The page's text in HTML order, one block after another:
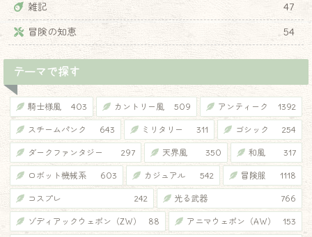
雑記
47
冒険の知恵
54
テーマで探す
騎士様風 403 カントリー風 509 アンティーク 1392
スチームパンク 643 ミリタリー 311 ゴシック 254
ダークファンタジー 297 天界風 350 和風 317
ロボット機械系 603 カジュアル 542 冒険服 1118
コスプレ 242 光る武器 766
ゾディアックウェポン（ZW） 88 アニマウェポン（AW） 153